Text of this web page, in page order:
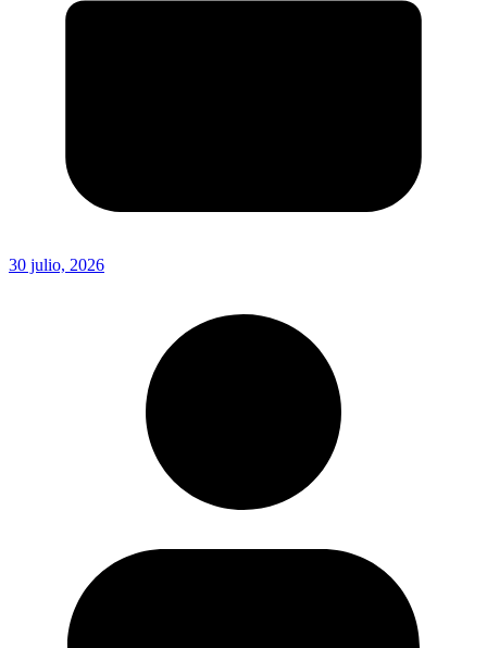
30 julio, 2026